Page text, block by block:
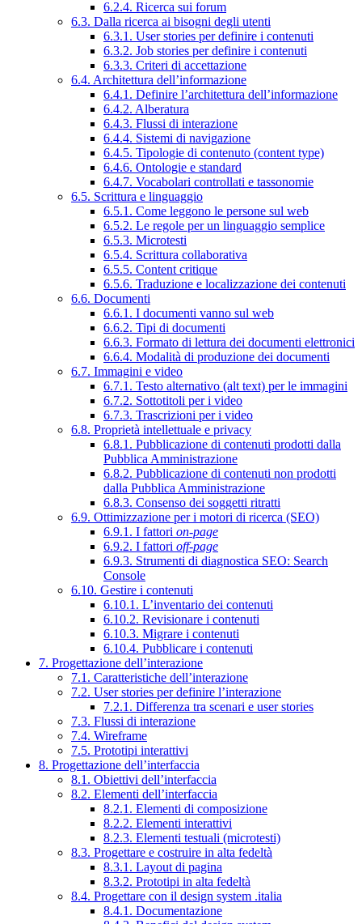
6.2.4. Ricerca sui forum
6.3. Dalla ricerca ai bisogni degli utenti
6.3.1. User stories per definire i contenuti
6.3.2. Job stories per definire i contenuti
6.3.3. Criteri di accettazione
6.4. Architettura dell’informazione
6.4.1. Definire l’architettura dell’informazione
6.4.2. Alberatura
6.4.3. Flussi di interazione
6.4.4. Sistemi di navigazione
6.4.5. Tipologie di contenuto (content type)
6.4.6. Ontologie e standard
6.4.7. Vocabolari controllati e tassonomie
6.5. Scrittura e linguaggio
6.5.1. Come leggono le persone sul web
6.5.2. Le regole per un linguaggio semplice
6.5.3. Microtesti
6.5.4. Scrittura collaborativa
6.5.5. Content critique
6.5.6. Traduzione e localizzazione dei contenuti
6.6. Documenti
6.6.1. I documenti vanno sul web
6.6.2. Tipi di documenti
6.6.3. Formato di lettura dei documenti elettronici
6.6.4. Modalità di produzione dei documenti
6.7. Immagini e video
6.7.1. Testo alternativo (alt text) per le immagini
6.7.2. Sottotitoli per i video
6.7.3. Trascrizioni per i video
6.8. Proprietà intellettuale e privacy
6.8.1. Pubblicazione di contenuti prodotti dalla
Pubblica Amministrazione
6.8.2. Pubblicazione di contenuti non prodotti
dalla Pubblica Amministrazione
6.8.3. Consenso dei soggetti ritratti
6.9. Ottimizzazione per i motori di ricerca (SEO)
6.9.1. I fattori on-page
6.9.2. I fattori off-page
6.9.3. Strumenti di diagnostica SEO: Search
Console
6.10. Gestire i contenuti
6.10.1. L’inventario dei contenuti
6.10.2. Revisionare i contenuti
6.10.3. Migrare i contenuti
6.10.4. Pubblicare i contenuti
7. Progettazione dell’interazione
7.1. Caratteristiche dell’interazione
7.2. User stories per definire l’interazione
7.2.1. Differenza tra scenari e user stories
7.3. Flussi di interazione
7.4. Wireframe
7.5. Prototipi interattivi
8. Progettazione dell’interfaccia
8.1. Obiettivi dell’interfaccia
8.2. Elementi dell’interfaccia
8.2.1. Elementi di composizione
8.2.2. Elementi interattivi
8.2.3. Elementi testuali (microtesti)
8.3. Progettare e costruire in alta fedeltà
8.3.1. Layout di pagina
8.3.2. Prototipi in alta fedeltà
8.4. Progettare con il design system .italia
8.4.1. Documentazione